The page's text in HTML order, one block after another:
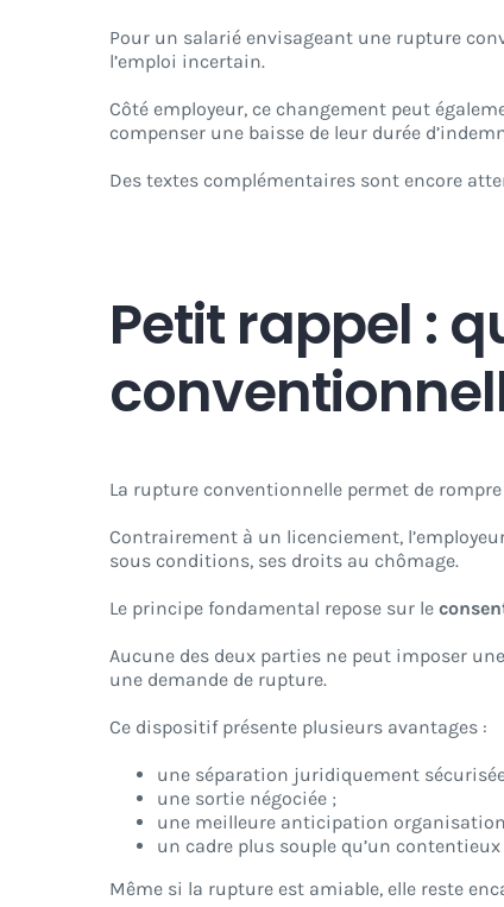
Pour un salarié envisageant une rupture
l’emploi incertain.
Côté employeur, ce changement peut
compenser une baisse de leur durée
Des textes complémentaires sont encore
Petit rappel :
La rupture conventionnelle permet de
Contrairement à un licenciement,
sous conditions, ses droits au chômage.
Le principe fondamental repose sur le
Aucune des deux parties ne peut imposer
une demande de rupture.
Ce dispositif présente plusieurs avantages :
une séparation juridiquement
une sortie négociée ;
une meilleure anticipation
un cadre plus souple qu’un contentieux
Même si la rupture est amiable, elle reste